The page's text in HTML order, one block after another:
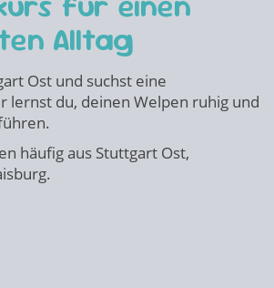
Alltag
Ost und suchst eine
lernst du, deinen Welpen ruhig und
häufig aus Stuttgart Ost,